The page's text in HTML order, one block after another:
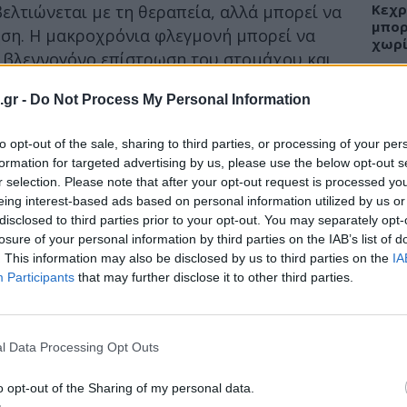
- Do Not Process My Personal Information
opt-out of the sale, sharing to third parties, or processing of your
for targeted advertising by us, please use the below opt-out
selection. Please note that after your opt-out request is processed
interest-based ads based on personal information utilized by us
to third parties prior to your opt-out. You may separately
of your personal information by third parties on the IAB’s list of
This information may also be disclosed by us to third parties on the
Participants that may further disclose it to other third parties.
Data Processing Opt Outs
opt-out of the Sharing of my personal data.
με τη θεραπεία, αλλά μπορεί να
Η μακροχρόνια φλεγμονή μπορεί να
βλεννογόνο επίστρωση του στομάχου και
προβλήματα.
είναι γεμάτη από αδένες που
τα οποία διασπούν τα τρόφιμα και μας
το γαστρικό οξύ είναι λειαντικό, η
προστατευτική βλέννα γεμάτη πρωτεΐνη
Σε περιπτώσεις γαστρίτιδας, αυτό το
επιτρέποντας στα οξέα του στομάχου
την επένδυση.
επένδυση του στομάχου σας
της κύτταρα. Μπορεί επίσης
είναι όταν το στομάχι σας αισθάνεται